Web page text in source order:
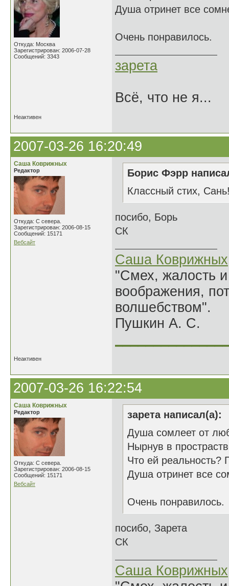
Откуда: Москва
Зарегистрирован: 2006-07-28
Сообщений: 3343
Душа отринет все
Очень понравилось.
зарета
Всё, что не я...
Неактивен
2007-03-26 16:20:49
Саша Коврижных
Редактор
Откуда: С севера.
Зарегистрирован: 2006-08-15
Сообщений: 15171
Вебсайт
Борис Фэрр
Классный стих,
посибо, Борь
СК
Саша Коврижных
"Смех, жалость
воображения,
волшебством".
Пушкин А. С.
Неактивен
2007-03-26 16:22:54
Саша Коврижных
Редактор
Откуда: С севера.
Зарегистрирован: 2006-08-15
Сообщений: 15171
Вебсайт
зарета написал(а):
Душа сомлеет от
Нырнув в
Что ей реальность?
Душа отринет все
Очень понравилось.
посибо, Зарета
СК
Саша Коврижных